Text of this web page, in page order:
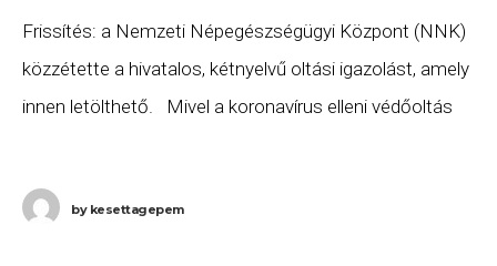
Frissítés: a Nemzeti Népegészségügyi Központ (NNK)
közzétette a hivatalos, kétnyelvű oltási igazolást, amely
innen letölthető. Mivel a koronavírus elleni védőoltás
bykesettagepem